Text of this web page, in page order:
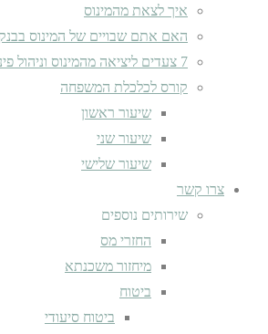
איך לצאת מהמינוס
האם אתם שבויים של המינוס
7 צעדים ליציאה מהמינוס וניהול פיננסי חכם לזוגות נשואים
קורס לכלכלת המשפחה
שיעור ראשון
שיעור שני
שיעור שלישי
צרו קשר
שירותים נוספים
החזרי מס
מיחזור משכנתא
ביטוח
ביטוח סיעודי